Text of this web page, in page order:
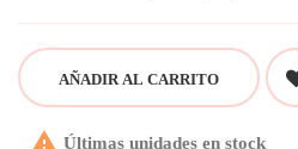
AÑADIR AL CARRITO
 Últimas unidades en stock